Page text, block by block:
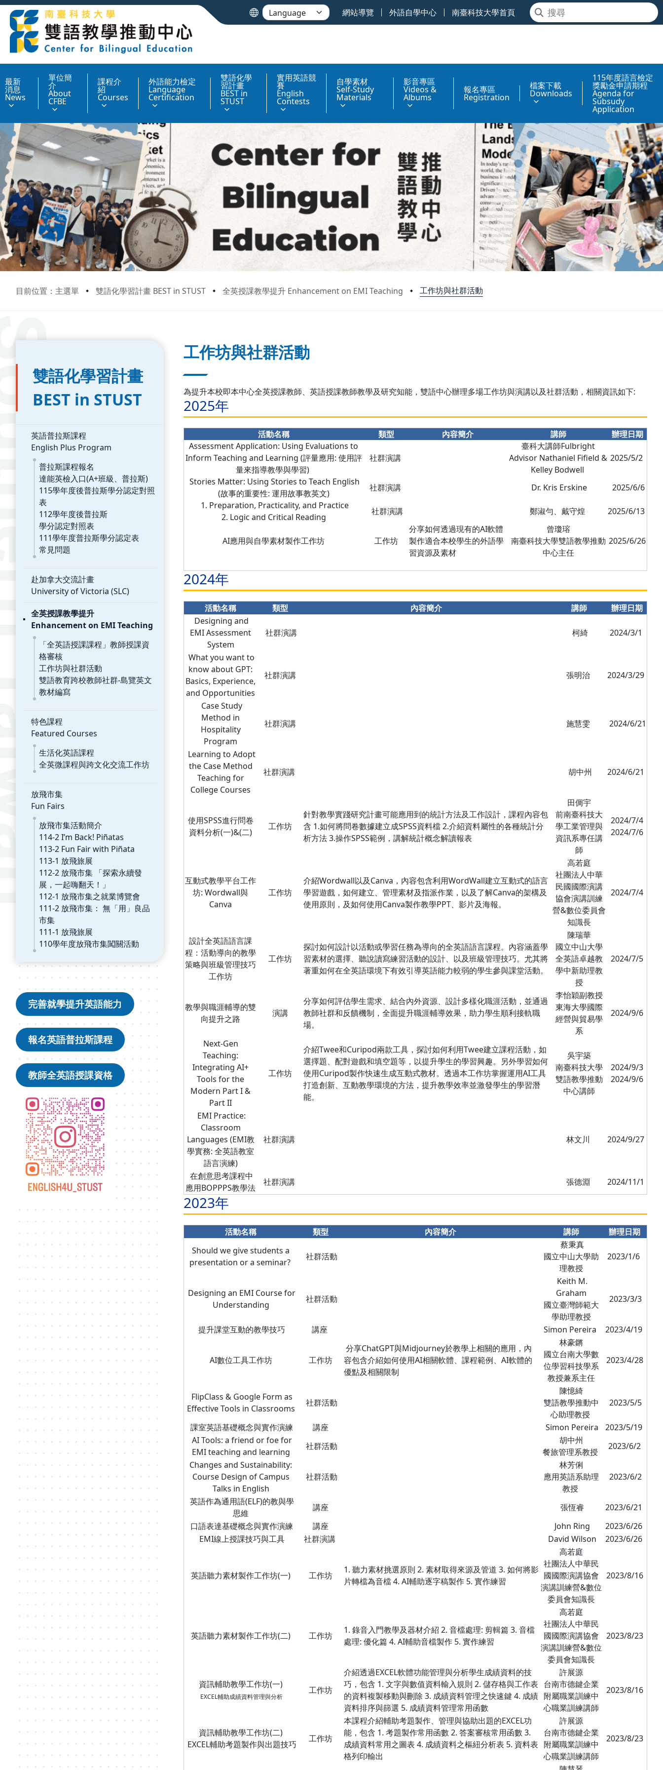
網站導覽 外語自學中心 南臺科技大學首頁
最新
消息
News
單位簡
介
About
CFBE
課程介
紹
Courses
外語能力檢定
Language
Certification
雙語化學
習計畫
BEST in
STUST
實用英語競
賽
English
Contests
自學素材
Self-Study
Materials
影音專區
Videos &
Albums
報名專區
Registration
檔案下載
Downloads
115年度語言檢定
獎勵金申請期程
Agenda for
Subsudy
Application
目前位置：主選單 雙語化學習計畫 BEST in STUST 全英授課教學提升 Enhancement on EMI Teaching 工作坊與社群活動
:::
雙語化學習計畫
BEST in STUST
英語普拉斯課程
English Plus Program
普拉斯課程報名
達能英檢入口(A+班級、普拉斯)
115學年度後普拉斯學分認定對照
表
112學年度後普拉斯
學分認定對照表
111學年度普拉斯學分認定表
常見問題
赴加拿大交流計畫
University of Victoria (SLC)
全英授課教學提升
Enhancement on EMI Teaching
「全英語授課課程」教師授課資
格審核
工作坊與社群活動
雙語教育跨校教師社群-島覽英文
教材編寫
特色課程
Featured Courses
生活化英語課程
全英微課程與跨文化交流工作坊
放飛市集
Fun Fairs
放飛市集活動簡介
114-2 I’m Back! Piñatas
113-2 Fun Fair with Piñata
113-1 放飛旅展
112-2 放飛市集 「探索永續發
展，一起嗨翻天！」
112-1 放飛市集之就業博覽會
111-2 放飛市集： 無「用」良品
市集
111-1 放飛旅展
110學年度放飛市集闖關活動
完善就學提升英語能力
報名英語普拉斯課程
教師全英語授課資格 ㄑㄑㄎ
工作坊與社群活動
為提升本校即本中心全英授課教師、英語授課教師教學及研究知能，雙語中心辦理多場工作坊與演講以及社群活動，相關資訊如下:
2025年
活動名稱 類型 內容簡介 講師
辦理日期
Assessment Application: Using Evaluations to
Inform Teaching and Learning (評量應用: 使用評
量來指導教學與學習)
社群演講
臺科大講師Fulbright
Advisor Nathaniel Fifield &
Kelley Bodwell
2025/5/2
Stories Matter: Using Stories to Teach English
(故事的重要性: 運用故事教英文)
社群演講 Dr. Kris Erskine
2025/6/6
1. Preparation, Practicality, and Practice
2. Logic and Critical Reading
社群演講 鄭淑勻、戴守煌 2025/6/13
AI應用與自學素材製作工作坊 工作坊
分享如何透過現有的AI軟體
製作適合本校學生的外語學
習資源及素材
曾瓊瑢
南臺科技大學雙語教學推動
中心主任
2025/6/26
2024年
活動名稱 類型 內容簡介 講師
辦理日期
Designing and
EMI Assessment
System
社群演講 柯綺 2024/3/1
What you want to
know about GPT:
Basics, Experience,
and Opportunities
社群演講 張明治 2024/3/29
Case Study
Method in
Hospitality
Program
社群演講 施慧雯 2024/6/21
Learning to Adopt
the Case Method
Teaching for
College Courses
社群演講 胡中州 2024/6/21
使用SPSS進行問卷
資料分析(一)&(二)
工作坊
針對教學實踐研究計畫可能應用到的統計方法及工作設計，課程內容包
含 1.如何將問卷數據建立成SPSS資料檔 2.介紹資料屬性的各種統計分
析方法 3.操作SPSS範例，講解統計概念解讀報表
田倜宇
前南臺科技大
學工業管理與
資訊系專任講
師
2024/7/4
2024/7/6
互動式教學平台工作
坊: Wordwall與
Canva
工作坊
介紹Wordwall以及Canva，內容包含利用WordWall建立互動式的語言
學習遊戲，如何建立、管理素材及指派作業，以及了解Canva的架構及
使用原則，及如何使用Canva製作教學PPT、影片及海報。
高若庭
社團法人中華
民國國際演講
協會演講訓練
營&數位委員會
知識長
2024/7/4
設計全英語語言課
程：活動導向的教學
策略與班級管理技巧
工作坊
工作坊
探討如何設計以活動或學習任務為導向的全英語語言課程。內容涵蓋學
習素材的選擇、聽說讀寫練習活動的設計、以及班級管理技巧。尤其將
著重如何在全英語環境下有效引導英語能力較弱的學生參與課堂活動。
陳瑞華
國立中山大學
全英語卓越教
學中新助理教
授
2024/7/5
教學與職涯輔導的雙
向提升之路
演講
分享如何評估學生需求、結合內外資源、設計多樣化職涯活動，並通過
教師社群和反饋機制，全面提升職涯輔導效果，助力學生順利接軌職
場。
李怡穎副教授
東海大學國際
經營與貿易學
系
2024/9/6
Next-Gen
Teaching:
Integrating AI+
Tools for the
Modern Part I &
Part II
工作坊
介紹Twee和Curipod兩款工具，探討如何利用Twee建立課程活動，如
選擇題、配對遊戲和填空題等，以提升學生的學習興趣。另外學習如何
使用Curipod製作快速生成互動式教材。透過本工作坊掌握運用AI工具
打造創新、互動教學環境的方法，提升教學效率並激發學生的學習潛
能。
吳宇築
南臺科技大學
雙語教學推動
中心講師
2024/9/3
2024/9/6
EMI Practice:
Classroom
Languages (EMI教
學實務: 全英語教室
語言演練)
社群演講 林文川 2024/9/27
在創意思考課程中
應用BOPPPS教學法
社群演講 張德淵 2024/11/1
2023年
活動名稱 類型 內容簡介 講師
辦理日期
Should we give students a
presentation or a seminar?
社群活動
蔡秉真
國立中山大學助
理教授
2023/1/6
Designing an EMI Course for
Understanding
社群活動
Keith M.
Graham
國立臺灣師範大
學助理教授
2023/3/3
提升課堂互動的教學技巧 講座 Simon Pereira 2023/4/19
AI數位工具工作坊 工作坊
分享ChatGPT與Midjourney於教學上相關的應用，內
容包含介紹如何使用AI相關軟體、課程範例、AI軟體的
優點及相關限制
林豪鏘
國立台南大學數
位學習科技學系
教授兼系主任
2023/4/28
FlipClass & Google Form as
Effective Tools in Classrooms
社群活動
陳憶綺
雙語教學推動中
心助理教授
2023/5/5
課室英語基礎概念與實作演練 講座 Simon Pereira
2023/5/19
AI Tools: a friend or foe for
EMI teaching and learning
社群活動
胡中州
餐旅管理系教授
2023/6/2
Changes and Sustainability:
Course Design of Campus
Talks in English
社群活動
林芳俐
應用英語系助理
教授
2023/6/2
英語作為通用語(ELF)的教與學
思維
講座 張恆睿
2023/6/21
口語表達基礎概念與實作演練
講座 John Ring
2023/6/26
EMI線上授課技巧與工具
社群演講 David Wilson 2023/6/26
英語聽力素材製作工作坊(一) 工作坊
1. 聽力素材挑選原則 2. 素材取得來源及管道 3. 如何將影
片轉檔為音檔 4. AI輔助逐字稿製作 5. 實作練習
高若庭
社團法人中華民
國國際演講協會
演講訓練營&數位
委員會知識長
2023/8/16
英語聽力素材製作工作坊(二) 工作坊
1. 錄音入門教學及器材介紹 2. 音檔處理: 剪輯篇 3. 音檔
處理: 優化篇 4. AI輔助音檔製作 5. 實作練習
高若庭
社團法人中華民
國國際演講協會
演講訓練營&數位
委員會知識長
2023/8/23
資訊輔助教學工作坊(一)
EXCEL輔助成績資料管理與分析
工作坊
介紹透過EXCEL軟體功能管理與分析學生成績資料的技
巧，包含 1. 文字與數值資料輸入規則 2. 儲存格與工作表
的資料複製移動與刪除 3. 成績資料管理之快速鍵 4. 成績
資料排序與篩選 5. 成績資料管理常用函數
許展源
台南市德鍵企業
附屬職業訓練中
心職業訓練講師
2023/8/16
資訊輔助教學工作坊(二)
EXCEL輔助考題製作與出題技巧
工作坊
本課程介紹輔助考題製作、管理與協助出題的EXCEL功
能，包含 1. 考題製作常用函數 2. 答案審核常用函數 3.
成績資料常用之圖表 4. 成績資料之樞紐分析表 5. 資料表
格列印輸出
許展源
台南市德鍵企業
附屬職業訓練中
心職業訓練講師
2023/8/23